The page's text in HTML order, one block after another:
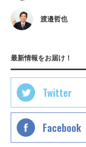
渡邉哲也
最新情報をお届け！
Twitter
Facebook